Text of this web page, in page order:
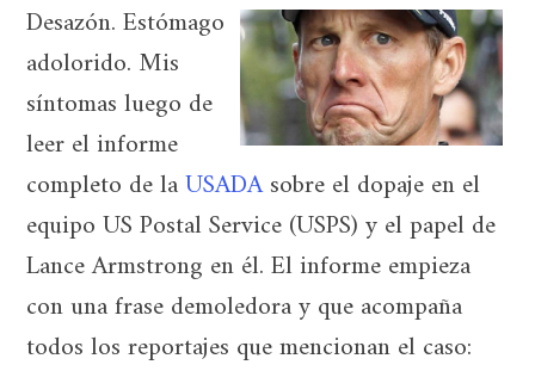
Desazón. Estómago
adolorido. Mis
síntomas luego de
leer el informe
completo de laUSADAsobre el dopaje en el
equipo US Postal Service (USPS) y el papel de
Lance Armstrong en él. El informe empieza
con una frase demoledora y que acompaña
todos los reportajes que mencionan el caso: